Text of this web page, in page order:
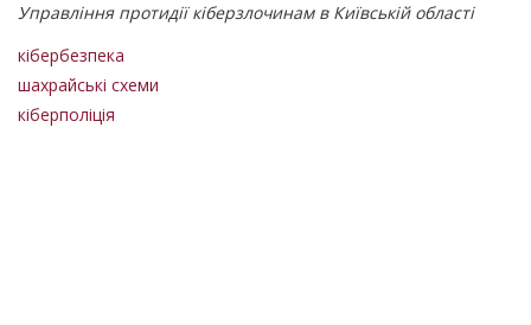
Управління протидії кіберзлочинам в Київській області
кібербезпека
шахрайські схеми
кіберполіція